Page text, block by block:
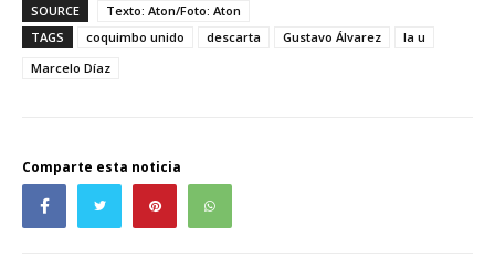
SOURCE
Texto: Aton/Foto: Aton
TAGS
coquimbo unido descarta Gustavo Álvarez
la u
Marcelo Díaz
Comparte esta noticia